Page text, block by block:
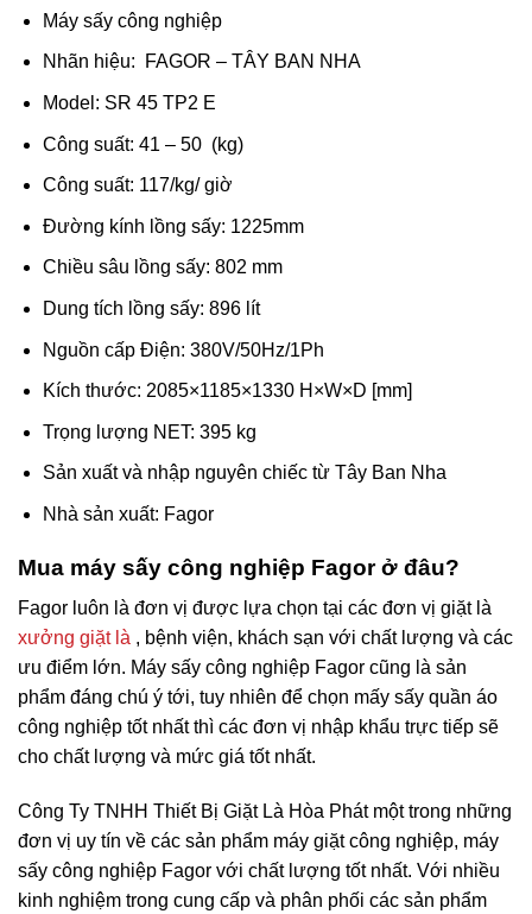
Máy sấy công nghiệp
Nhãn hiệu: FAGOR – TÂY BAN NHA
Model: SR 45 TP2 E
Công suất: 41 – 50 (kg)
Công suất: 117/kg/ giờ
Đường kính lồng sấy: 1225mm
Chiều sâu lồng sấy: 802 mm
Dung tích lồng sấy: 896 lít
Nguồn cấp Điện: 380V/50Hz/1Ph
Kích thước: 2085×1185×1330 H×W×D [mm]
Trọng lượng NET: 395 kg
Sản xuất và nhập nguyên chiếc từ Tây Ban Nha
Nhà sản xuất: Fagor
Mua máy sấy công nghiệp Fagor ở đâu?
Fagor luôn là đơn vị được lựa chọn tại các đơn vị giặt là
xưởng giặt là , bệnh viện, khách sạn với chất lượng và các
ưu điểm lớn. Máy sấy công nghiệp Fagor cũng là sản
phẩm đáng chú ý tới, tuy nhiên để chọn mấy sấy quần áo
công nghiệp tốt nhất thì các đơn vị nhập khẩu trực tiếp sẽ
cho chất lượng và mức giá tốt nhất.
Công Ty TNHH Thiết Bị Giặt Là Hòa Phát một trong những
đơn vị uy tín về các sản phẩm máy giặt công nghiệp, máy
sấy công nghiệp Fagor với chất lượng tốt nhất. Với nhiều
kinh nghiệm trong cung cấp và phân phối các sản phẩm